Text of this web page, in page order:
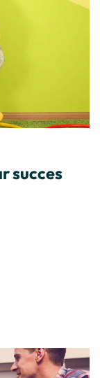
succes